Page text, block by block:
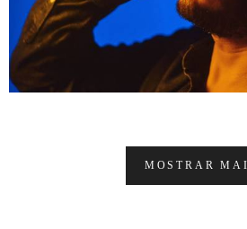
MOSTRAR